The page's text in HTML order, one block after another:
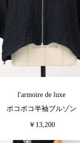
l'armoire de luxe
ポコポコ半袖ブルゾン
￥13,200